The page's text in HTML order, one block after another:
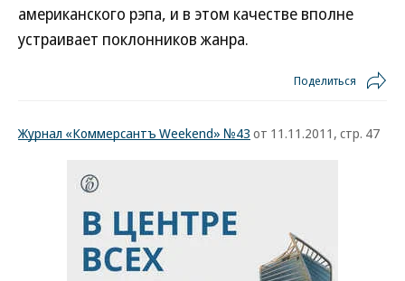
американского рэпа, и в этом качестве вполне
устраивает поклонников жанра.
Поделиться
Журнал «Коммерсантъ Weekend» №43 от 11.11.2011, стр. 47